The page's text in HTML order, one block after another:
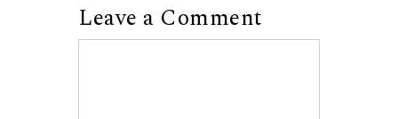
Leave a Comment